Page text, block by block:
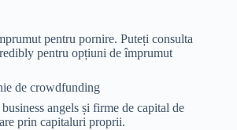
pentru pornire. Puteți consulta
pentru opțiuni de împrumut
de crowdfunding
angels și firme de capital de
prin capitaluri proprii.